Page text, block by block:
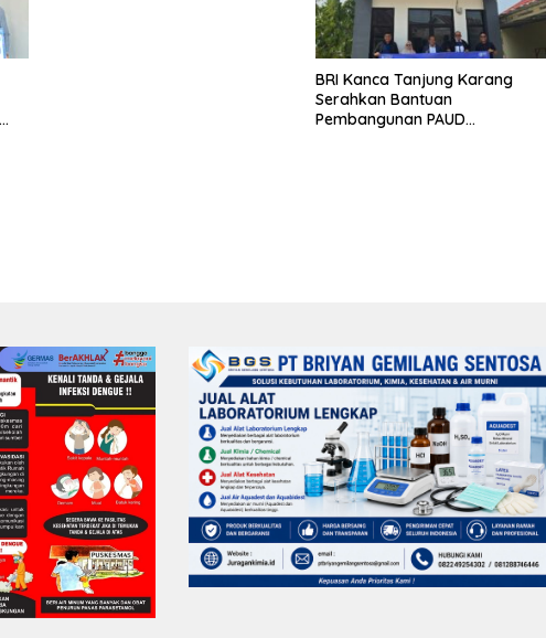
BRI Kanca Tanjung Karang
Serahkan Bantuan
Pembangunan PAUD